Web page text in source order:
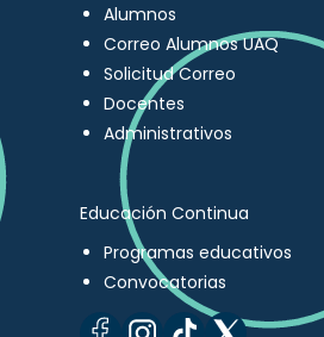
Alumnos
Correo Alumnos UAQ
Solicitud Correo
Docentes
Administrativos
Educación Continua
Programas educativos
Convocatorias